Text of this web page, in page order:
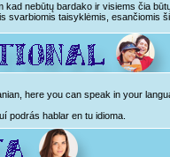
kad nebūtų bardako ir visiems čia
svarbiomis taisyklėmis, esančiomis
here you can speak in your
podrás hablar en tu idioma.